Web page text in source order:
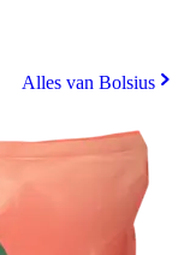
Alles van Bolsius